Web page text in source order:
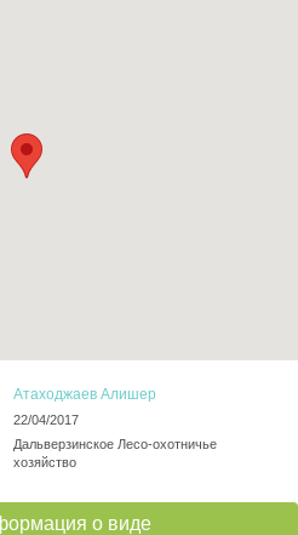
Атаходжаев Алишер
22/04/2017
Дальверзинское Лесо-охотничье
хозяйство
о виде